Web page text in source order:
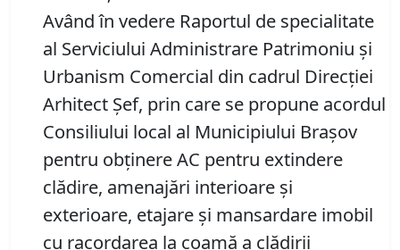
Având în vedere Raportul de specialitate
al Serviciului Administrare Patrimoniu şi
Urbanism Comercial din cadrul Direcției
Arhitect Șef, prin care se propune acordul
Consiliului local al Municipiului Braşov
pentru obţinere AC pentru extindere
clădire, amenajări interioare şi
exterioare, etajare şi mansardare imobil
cu racordarea la coamă a clădirii